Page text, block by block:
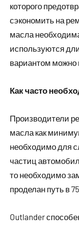
которого
сэкономить на
масла
используются
вариантом можно
Как часто
Производители
масла как
необходимо для
частиц
то необходимо
проделан путь в
Outlander